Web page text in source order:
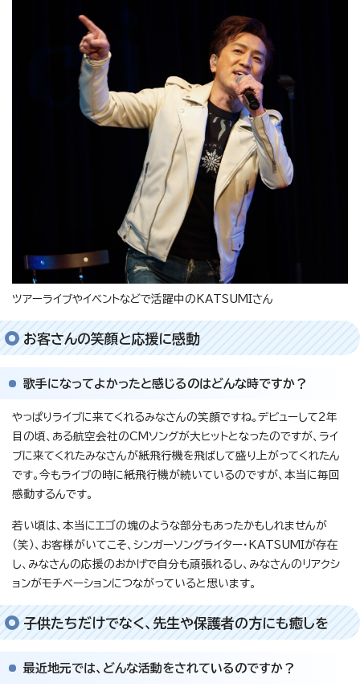
ツアーライブやイベントなどで活躍中のKATSUMIさん
お客さんの笑顔と応援に感動
歌手になってよかったと感じるのはどんな時ですか？
やっぱりライブに来てくれるみなさんの笑顔ですね。デビューして2年
目の頃、ある航空会社のCMソングが大ヒットとなったのですが、ライ
ブに来てくれたみなさんが紙飛行機を飛ばして盛り上がってくれたん
です。今もライブの時に紙飛行機が続いているのですが、本当に毎回
感動するんです。
若い頃は、本当にエゴの塊のような部分もあったかもしれませんが
（笑）、お客様がいてこそ、シンガーソングライター・KATSUMIが存在
し、みなさんの応援のおかげで自分も頑張れるし、みなさんのリアクシ
ョンがモチベーションにつながっていると思います。
子供たちだけでなく、先生や保護者の方にも癒しを
最近地元では、どんな活動をされているのですか？